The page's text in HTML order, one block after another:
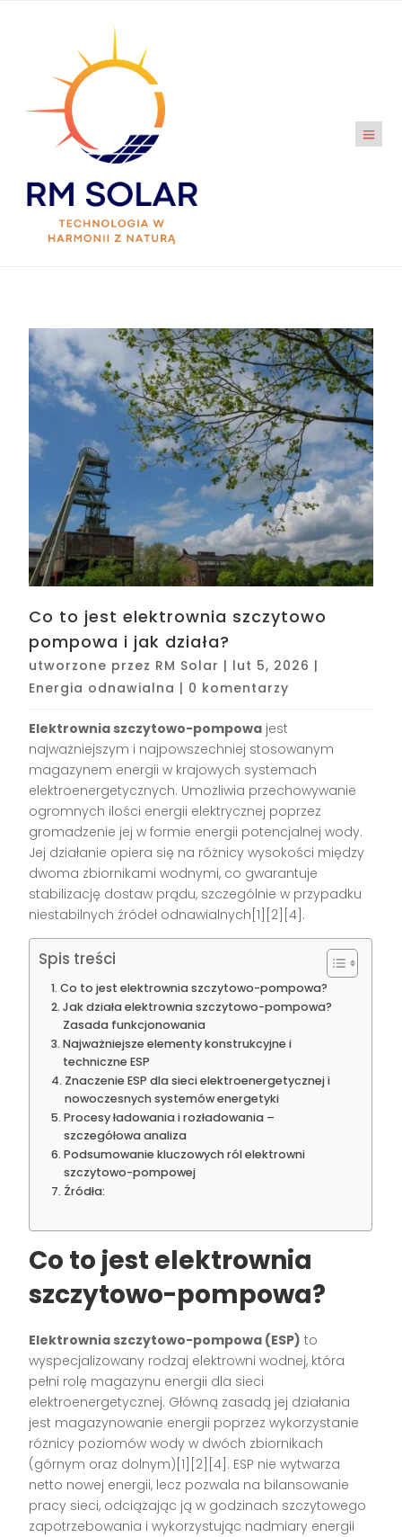
Co to jest elektrownia szczytowo
pompowa i jak działa?
utworzone przez RM Solar | lut 5, 2026 |
Energia odnawialna | 0 komentarzy
Elektrownia szczytowo-pompowa jest
najważniejszym i najpowszechniej stosowanym
magazynem energii w krajowych systemach
elektroenergetycznych. Umożliwia przechowywanie
ogromnych ilości energii elektrycznej poprzez
gromadzenie jej w formie energii potencjalnej wody.
Jej działanie opiera się na różnicy wysokości między
dwoma zbiornikami wodnymi, co gwarantuje
stabilizację dostaw prądu, szczególnie w przypadku
niestabilnych źródeł odnawialnych[1][2][4].
Spis treści
Co to jest elektrownia szczytowo-pompowa?
Jak działa elektrownia szczytowo-pompowa?
Zasada funkcjonowania
Najważniejsze elementy konstrukcyjne i
techniczne ESP
Znaczenie ESP dla sieci elektroenergetycznej i
nowoczesnych systemów energetyki
Procesy ładowania i rozładowania –
szczegółowa analiza
Podsumowanie kluczowych ról elektrowni
szczytowo-pompowej
Źródła:
Co to jest elektrownia
szczytowo-pompowa?
Elektrownia szczytowo-pompowa (ESP) to
wyspecjalizowany rodzaj elektrowni wodnej, która
pełni rolę magazynu energii dla sieci
elektroenergetycznej. Główną zasadą jej działania
jest magazynowanie energii poprzez wykorzystanie
różnicy poziomów wody w dwóch zbiornikach
(górnym oraz dolnym)[1][2][4]. ESP nie wytwarza
netto nowej energii, lecz pozwala na bilansowanie
pracy sieci, odciążając ją w godzinach szczytowego
zapotrzebowania i wykorzystując nadmiary energii